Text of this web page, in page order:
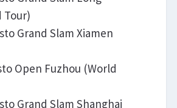
Tour)
Slam Xiamen
Open Fuzhou (World
Slam Shanghai